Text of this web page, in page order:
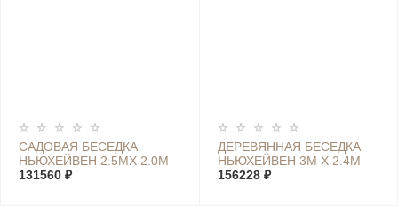
САДОВАЯ БЕСЕДКА
НЬЮХЕЙВЕН 2.5МX 2.0М
131560 ₽
ДЕРЕВЯННАЯ БЕСЕДКА
НЬЮХЕЙВЕН 3М X 2.4М
156228 ₽